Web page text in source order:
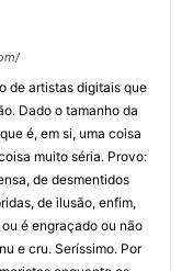
de artistas digitais que
Dado o tamanho da
é, em si, uma coisa
muito séria. Provo:
de desmentidos
de ilusão, enfim,
é engraçado ou não
e cru. Seríssimo. Por